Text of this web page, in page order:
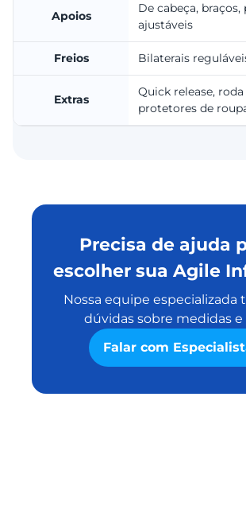
Apoios
De cabeça, braços,
ajustáveis
Freios Bilaterais
Extras
Quick release,
protetores de
Precisa de ajuda
escolher sua Agile
Nossa equipe especializada
dúvidas sobre medidas e
Falar com